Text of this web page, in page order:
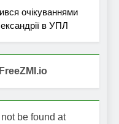
очікуваннями
в УПЛ
be found at